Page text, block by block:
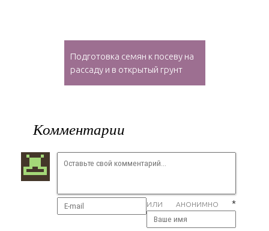
Подготовка семян к посеву на
рассаду и в открытый грунт
Комментарии
ИЛИ АНОНИМНО *